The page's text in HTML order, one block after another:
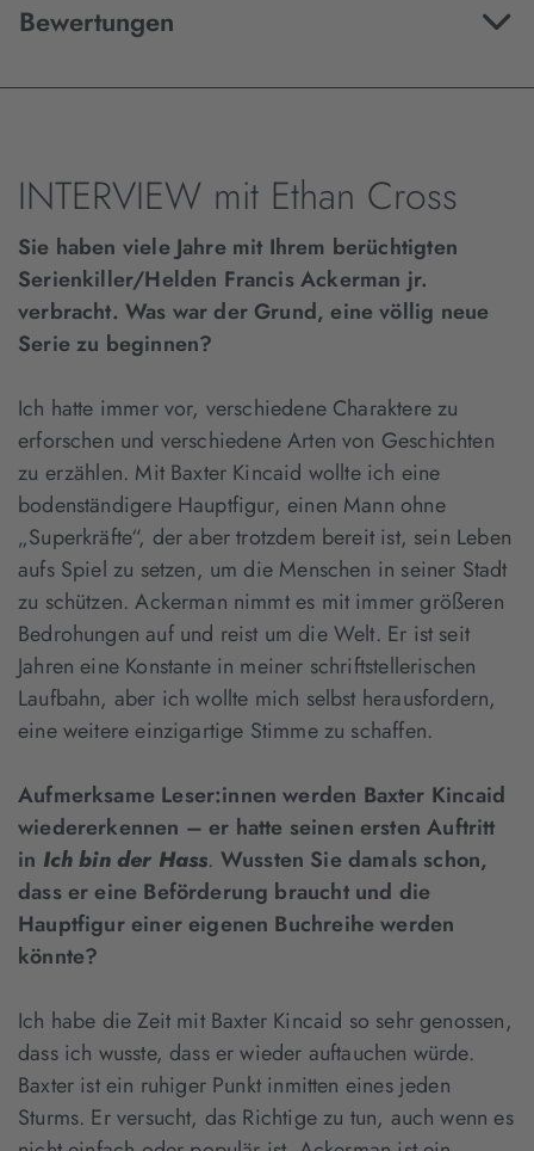
Bewertungen
INTERVIEW mit Ethan Cross
Sie haben viele Jahre mit Ihrem berüchtigten
Serienkiller/Helden Francis Ackerman jr.
verbracht. Was war der Grund, eine völlig neue
Serie zu beginnen?
Ich hatte immer vor, verschiedene Charaktere zu
erforschen und verschiedene Arten von Geschichten
zu erzählen. Mit Baxter Kincaid wollte ich eine
bodenständigere Hauptfigur, einen Mann ohne
„Superkräfte“, der aber trotzdem bereit ist, sein Leben
aufs Spiel zu setzen, um die Menschen in seiner Stadt
zu schützen. Ackerman nimmt es mit immer größeren
Bedrohungen auf und reist um die Welt. Er ist seit
Jahren eine Konstante in meiner schriftstellerischen
Laufbahn, aber ich wollte mich selbst herausfordern,
eine weitere einzigartige Stimme zu schaffen.
Aufmerksame Leser:innen werden Baxter Kincaid
wiedererkennen – er hatte seinen ersten Auftritt
in Ich bin der Hass. Wussten Sie damals schon,
dass er eine Beförderung braucht und die
Hauptfigur einer eigenen Buchreihe werden
könnte?
Ich habe die Zeit mit Baxter Kincaid so sehr genossen,
dass ich wusste, dass er wieder auftauchen würde.
Baxter ist ein ruhiger Punkt inmitten eines jeden
Sturms. Er versucht, das Richtige zu tun, auch wenn es